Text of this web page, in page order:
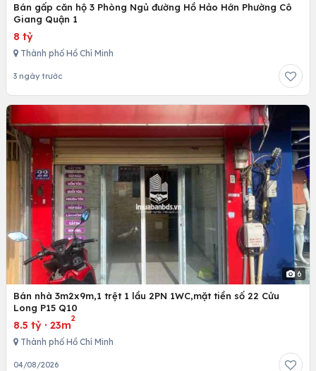
Bán gấp căn hộ 3 Phòng Ngủ đường Hồ Hảo Hớn Phường Cô
Giang Quận 1
8 tỷ
Thành phố Hồ Chí Minh
3 ngày trước
6
Bán nhà 3m2x9m,1 trệt 1 lầu 2PN 1WC,mặt tiền số 22 Cửu
Long P15 Q10
8.5 tỷ · 23m
2
Thành phố Hồ Chí Minh
04/08/2026